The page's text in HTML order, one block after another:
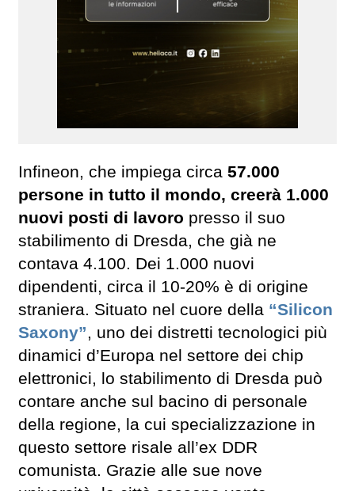
Infineon, che impiega circa 57.000
persone in tutto il mondo, creerà 1.000
nuovi posti di lavoro presso il suo
stabilimento di Dresda, che già ne
contava 4.100. Dei 1.000 nuovi
dipendenti, circa il 10-20% è di origine
straniera. Situato nel cuore della “Silicon
Saxony”, uno dei distretti tecnologici più
dinamici d’Europa nel settore dei chip
elettronici, lo stabilimento di Dresda può
contare anche sul bacino di personale
della regione, la cui specializzazione in
questo settore risale all’ex DDR
comunista. Grazie alle sue nove